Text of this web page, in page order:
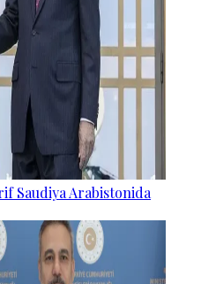
Saudiya Arabistonida